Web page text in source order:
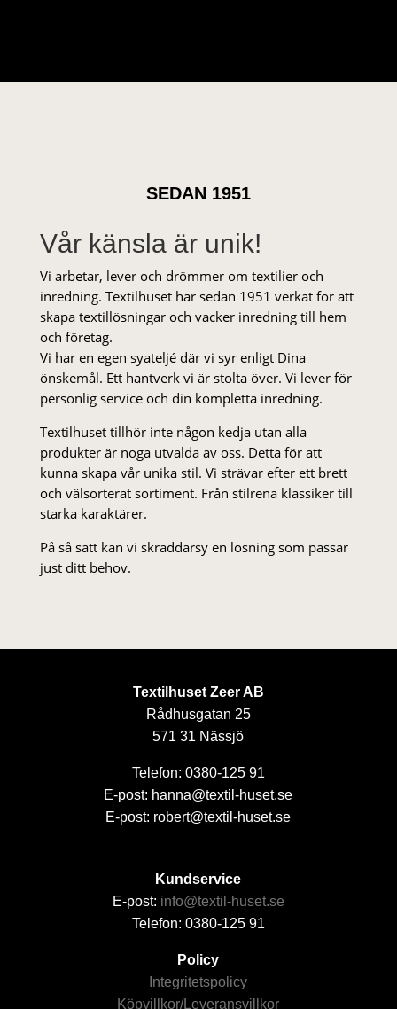
SEDAN 1951
Vår känsla är unik!
Vi arbetar, lever och drömmer om textilier och
inredning. Textilhuset har sedan 1951 verkat för att
skapa textillösningar och vacker inredning till hem
och företag.
Vi har en egen syateljé där vi syr enligt Dina
önskemål. Ett hantverk vi är stolta över. Vi lever för
personlig service och din kompletta inredning.
Textilhuset tillhör inte någon kedja utan alla
produkter är noga utvalda av oss. Detta för att
kunna skapa vår unika stil. Vi strä­var efter ett brett
och välsorterat sor­ti­ment. Från stil­rena klas­siker till
starka karaktärer.
På så sätt kan vi skräddarsy en lösning som passar
just ditt behov.
Textilhuset Zeer AB
Rådhusgatan 25
571 31 Nässjö
Telefon: 0380-125 91
E-post: hanna@textil-huset.se
E-post: robert@textil-huset.se
Kundservice
E-post: info@textil-huset.se
Telefon: 0380-125 91
Policy
Integritetspolicy
Köpvillkor/Leveransvillkor